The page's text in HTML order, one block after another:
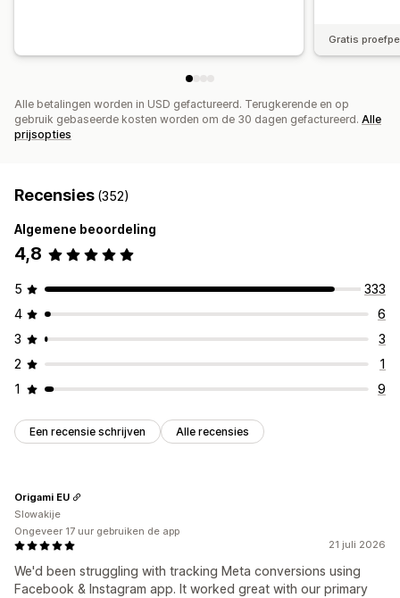
Gratis
Alle betalingen worden in USD gefactureerd. Terugkerende en op
gebruik gebaseerde kosten worden om de 30 dagen gefactureerd. Alle
prijsopties
Recensies (352)
Algemene beoordeling
4,8
5
333
4
6
3
3
2
1
1
9
Een recensie schrijven Alle recensies
21 juli 2026
We'd been struggling with tracking Meta conversions using
Facebook & Instagram app. It worked great with our primary
Origami EU
Slowakije
Ongeveer 17 uur gebruiken de app